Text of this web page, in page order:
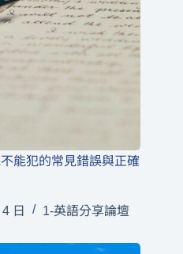
能犯的常見錯誤與正確
日 1-英語分享論壇